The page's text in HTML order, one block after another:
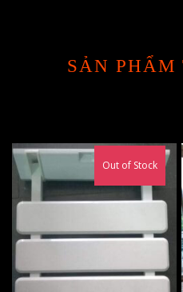
SẢN PHẨM
Out of Stock